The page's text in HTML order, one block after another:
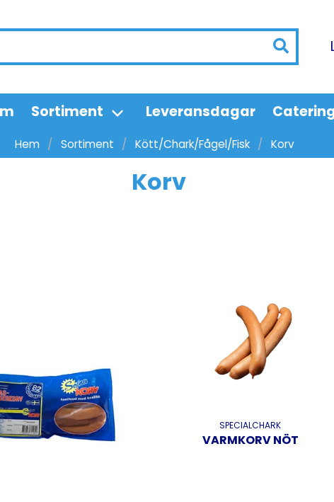
Sortiment Leveransdagar
Hem Sortiment Kött/Chark/Fågel/Fisk Korv
Korv
SPECIALCHARK
VARMKORV NÖT